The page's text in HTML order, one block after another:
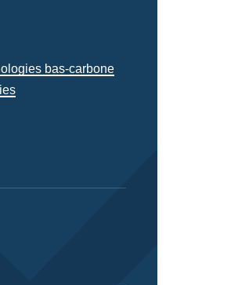
bas-carbone